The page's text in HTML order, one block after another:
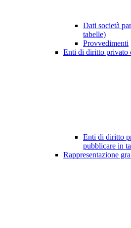
Dati società
tabelle)
Provvedimenti
Enti di diritto privato
Enti di diritto
pubblicare in
Rappresentazione